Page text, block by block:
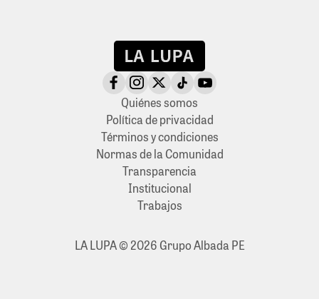
Quiénes somos
Política de privacidad
Términos y condiciones
Normas de la Comunidad
Transparencia
Institucional
Trabajos
LA LUPA © 2026 Grupo Albada PE